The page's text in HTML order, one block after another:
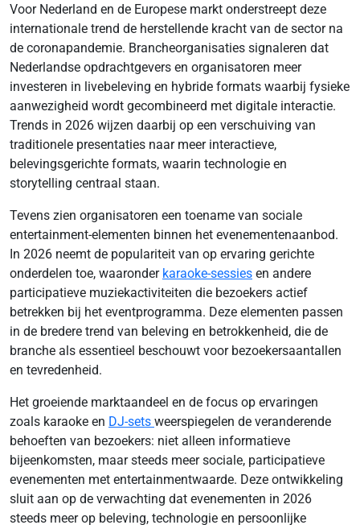
Voor Nederland en de Europese markt onderstreept deze
internationale trend de herstellende kracht van de sector na
de coronapandemie. Brancheorganisaties signaleren dat
Nederlandse opdrachtgevers en organisatoren meer
investeren in livebeleving en hybride formats waarbij fysieke
aanwezigheid wordt gecombineerd met digitale interactie.
Trends in 2026 wijzen daarbij op een verschuiving van
traditionele presentaties naar meer interactieve,
belevingsgerichte formats, waarin technologie en
storytelling centraal staan.
Tevens zien organisatoren een toename van sociale
entertainment-elementen binnen het evenementenaanbod.
In 2026 neemt de populariteit van op ervaring gerichte
onderdelen toe, waaronder karaoke-sessies en andere
participatieve muziekactiviteiten die bezoekers actief
betrekken bij het eventprogramma. Deze elementen passen
in de bredere trend van beleving en betrokkenheid, die de
branche als essentieel beschouwt voor bezoekersaantallen
en tevredenheid.
Het groeiende marktaandeel en de focus op ervaringen
zoals karaoke en DJ-sets weerspiegelen de veranderende
behoeften van bezoekers: niet alleen informatieve
bijeenkomsten, maar steeds meer sociale, participatieve
evenementen met entertainmentwaarde. Deze ontwikkeling
sluit aan op de verwachting dat evenementen in 2026
steeds meer op beleving, technologie en persoonlijke